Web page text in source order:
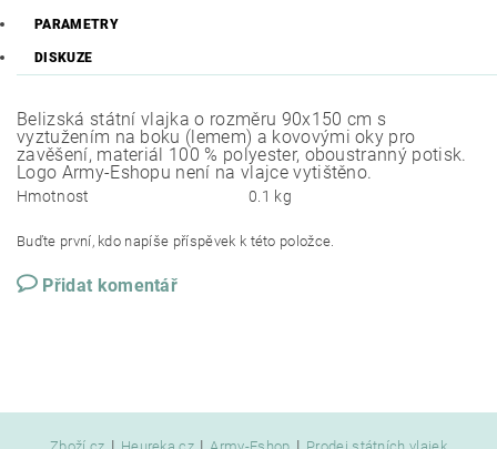
PARAMETRY
DISKUZE
Belizská státní vlajka o rozměru 90x150 cm s
vyztužením na boku (lemem) a kovovými oky pro
zavěšení, materiál 100 % polyester, oboustranný potisk.
Logo Army-Eshopu není na vlajce vytištěno.
Hmotnost 0.1 kg
Buďte první, kdo napíše příspěvek k této položce.
Přidat komentář
Zboží.cz Heureka.cz Army-Eshop Prodej státních vlajek